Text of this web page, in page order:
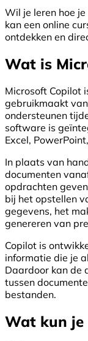
Wil je leren hoe
kan een online
ontdekken en
Wat is
Microsoft Copilot
gebruikmaakt
ondersteunen
software is
Excel,
In plaats van
documenten
opdrachten
bij het opstellen
gegevens, het
genereren van
Copilot is
informatie die je
Daardoor kan de
tussen
bestanden.
Wat kun je